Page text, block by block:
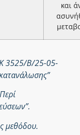
και
3525/Β/25-05-
μεθόδου.